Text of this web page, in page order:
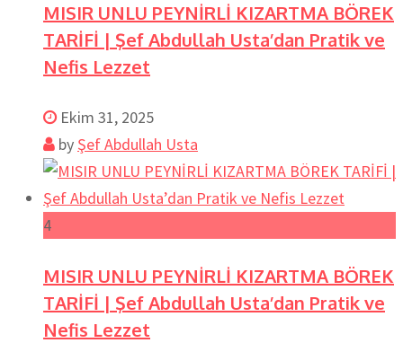
MISIR UNLU PEYNİRLİ KIZARTMA BÖREK
TARİFİ | Şef Abdullah Usta’dan Pratik ve
Nefis Lezzet
Ekim 31, 2025
by Şef Abdullah Usta
4
MISIR UNLU PEYNİRLİ KIZARTMA BÖREK
TARİFİ | Şef Abdullah Usta’dan Pratik ve
Nefis Lezzet